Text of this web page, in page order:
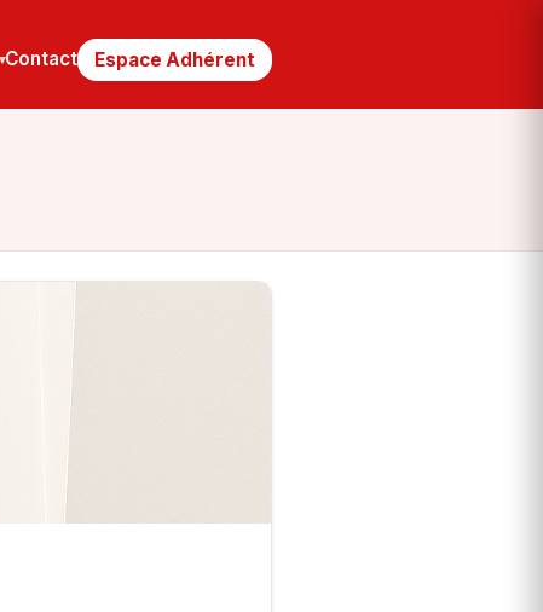
Contact Espace Adhérent